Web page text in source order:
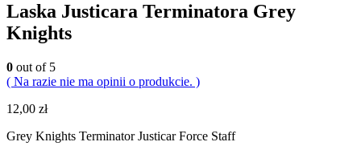
Laska Justicara Terminatora Grey
Knights
0 out of 5
( Na razie nie ma opinii o produkcie. )
12,00 zł
Grey Knights Terminator Justicar Force Staff